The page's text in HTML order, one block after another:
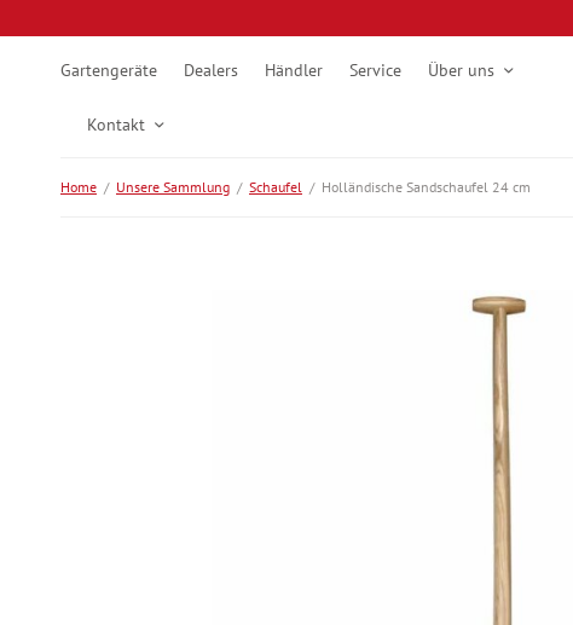
Gartengeräte Dealers Händler Service Über uns
Kontakt
Home / Unsere Sammlung / Schaufel / Holländische Sandschaufel 24 cm